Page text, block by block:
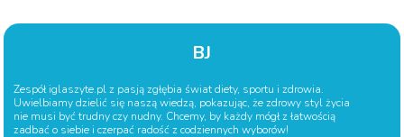
BJ
Zespół iglaszyte.pl z pasją zgłębia świat diety, sportu i zdrowia.
Uwielbiamy dzielić się naszą wiedzą, pokazując, że zdrowy styl życia
nie musi być trudny czy nudny. Chcemy, by każdy mógł z łatwością
zadbać o siebie i czerpać radość z codziennych wyborów!